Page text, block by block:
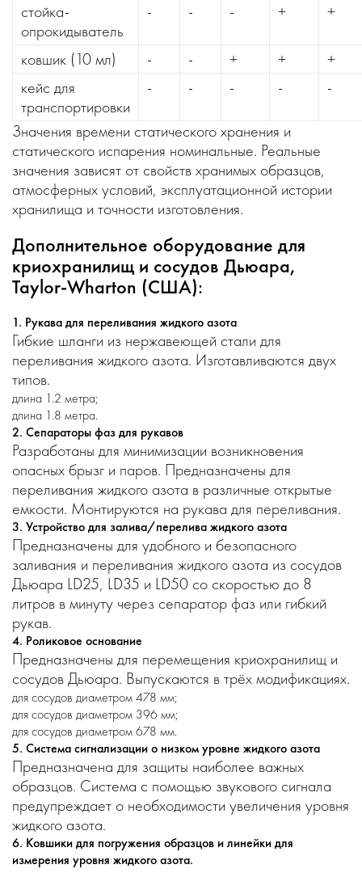
стойка-
опрокидыватель
- - - + +
ковшик (10 мл) - - + +
+
кейс для
транспортировки
- - - - -
Значения времени статического хранения и
статического испарения номинальные. Реальные
значения зависят от свойств хранимых образцов,
атмосферных условий, эксплуатационной истории
хранилища и точности изготовления.
Дополнительное оборудование для
криохранилищ и сосудов Дьюара,
Taylor-Wharton (США):
1. Рукава для переливания жидкого азота
Гибкие шланги из нержавеющей стали для
переливания жидкого азота. Изготавливаются двух
типов.
длина 1.2 метра;
длина 1.8 метра.
2. Сепараторы фаз для рукавов
Разработаны для минимизации возникновения
опасных брызг и паров. Предназначены для
переливания жидкого азота в различные открытые
емкости. Монтируются на рукава для переливания.
3. Устройство для залива/перелива жидкого азота
Предназначены для удобного и безопасного
заливания и переливания жидкого азота из сосудов
Дьюара LD25, LD35 и LD50 со скоростью до 8
литров в минуту через сепаратор фаз или гибкий
рукав.
4. Роликовое основание
Предназначены для перемещения криохранилищ и
сосудов Дьюара. Выпускаются в трёх модификациях.
для сосудов диаметром 478 мм;
для сосудов диаметром 396 мм;
для сосудов диаметром 678 мм.
5. Система сигнализации о низком уровне жидкого азота
Предназначена для защиты наиболее важных
образцов. Система с помощью звукового сигнала
предупреждает о необходимости увеличения уровня
жидкого азота.
6. Ковшики для погружения образцов и линейки для
измерения уровня жидкого азота.